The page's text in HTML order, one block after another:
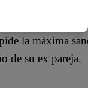
la máxima
de su ex pareja.